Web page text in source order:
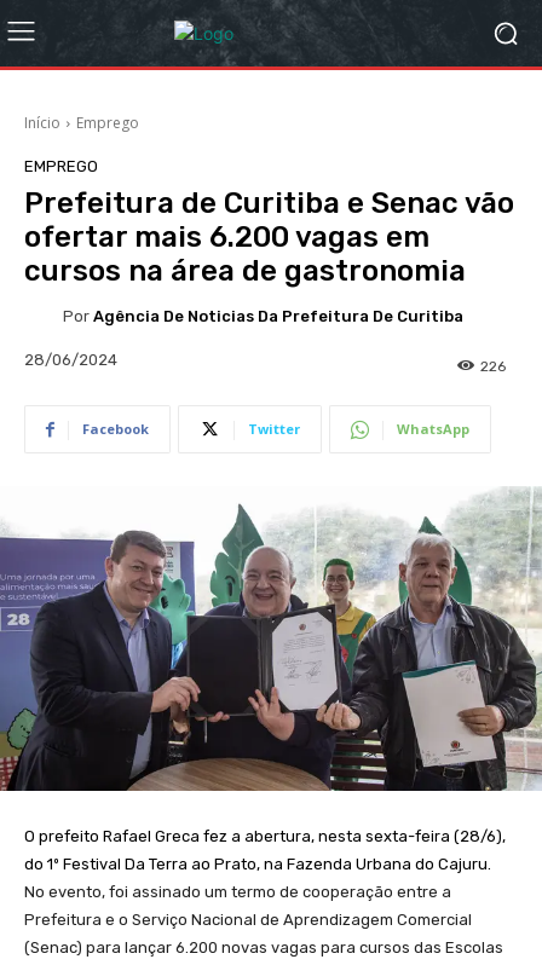
Início Emprego
EMPREGO
Prefeitura de Curitiba e Senac vão
ofertar mais 6.200 vagas em
cursos na área de gastronomia
Por Agência De Noticias Da Prefeitura De Curitiba
28/06/2024 226
Facebook Twitter WhatsApp
O prefeito Rafael Greca fez a abertura, nesta sexta-feira (28/6),
do 1º Festival Da Terra ao Prato, na Fazenda Urbana do Cajuru.
No evento, foi assinado um termo de cooperação entre a
Prefeitura e o Serviço Nacional de Aprendizagem Comercial
(Senac) para lançar 6.200 novas vagas para cursos das Escolas